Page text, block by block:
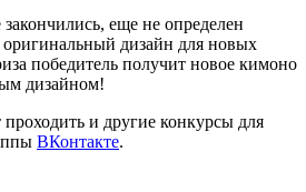
еще не определен
оригинальный дизайн для новых
победитель получит новое кимоно
дизайном!
и другие конкурсы для
ВКонтакте.